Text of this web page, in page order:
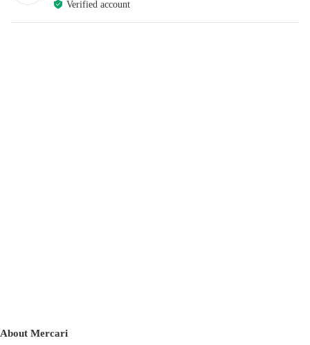
Verified account
About Mercari